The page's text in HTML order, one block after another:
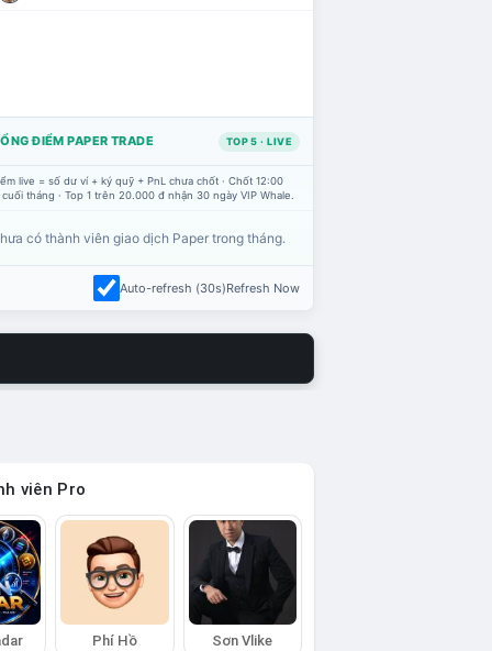
ĐIỂM PAPER TRADE TOP 5 · LIVE
live = số dư ví + ký quỹ + PnL chưa chốt · Chốt 12:00
tháng · Top 1 trên 20.000 đ nhận 30 ngày VIP Whale.
có thành viên giao dịch Paper trong tháng.
Auto-refresh (30s)Refresh Now
viên Pro
Phí Hồ Sơn Vlike